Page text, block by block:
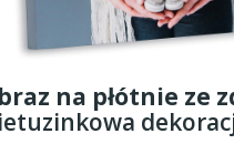
na płótnie ze